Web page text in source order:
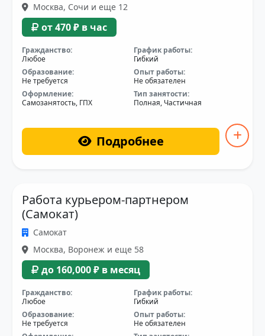
Москва, Сочи и еще 12
от 470 ₽ в час
Гражданство:
Любое
График работы:
Гибкий
Образование:
Не требуется
Опыт работы:
Не обязателен
Оформление:
Самозанятость, ГПХ
Тип занятости:
Полная, Частичная
Подробнее
Работа курьером-партнером
(Самокат)
Самокат
Москва, Воронеж и еще 58
до 160,000 ₽ в месяц
Гражданство:
Любое
График работы:
Гибкий
Образование:
Не требуется
Опыт работы:
Не обязателен